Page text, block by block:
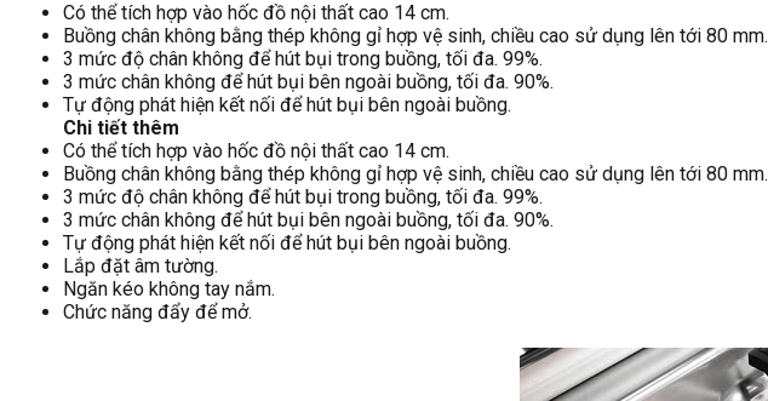
Có thể tích hợp vào hốc đồ nội thất cao 14 cm.
Buồng chân không bằng thép không gỉ hợp vệ sinh, chiều cao sử dụng lên tới 80 mm.
3 mức độ chân không để hút bụi trong buồng, tối đa. 99%.
3 mức chân không để hút bụi bên ngoài buồng, tối đa. 90%.
Tự động phát hiện kết nối để hút bụi bên ngoài buồng.
Chi tiết thêm
Có thể tích hợp vào hốc đồ nội thất cao 14 cm.
Buồng chân không bằng thép không gỉ hợp vệ sinh, chiều cao sử dụng lên tới 80 mm.
3 mức độ chân không để hút bụi trong buồng, tối đa. 99%.
3 mức chân không để hút bụi bên ngoài buồng, tối đa. 90%.
Tự động phát hiện kết nối để hút bụi bên ngoài buồng.
Lắp đặt âm tường.
Ngăn kéo không tay nắm.
Chức năng đẩy để mở.